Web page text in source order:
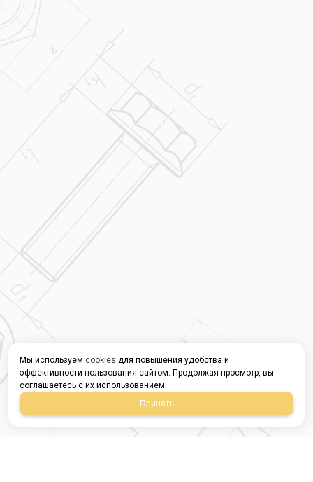
Мы используем cookies для повышения удобства и
эффективности пользования сайтом. Продолжая просмотр, вы
соглашаетесь с их использованием.
Принять